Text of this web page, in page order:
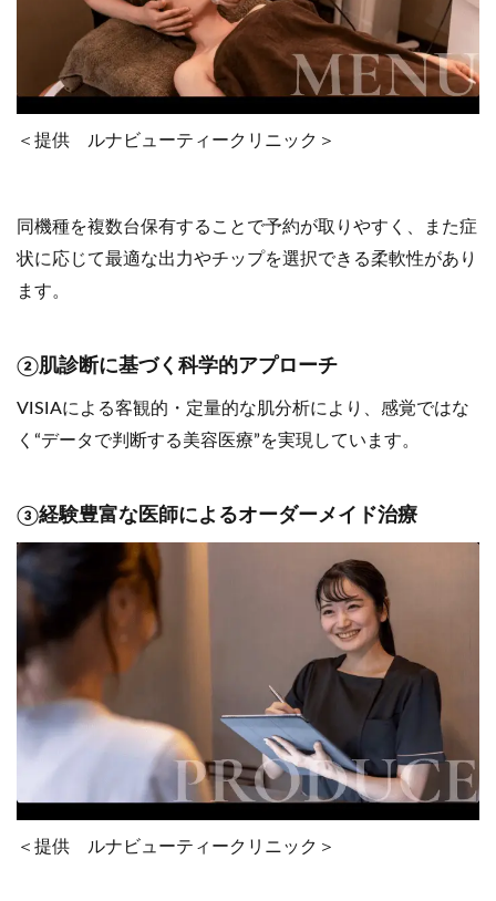
＜提供 ルナビューティークリニック＞
同機種を複数台保有することで予約が取りやすく、また症
状に応じて最適な出力やチップを選択できる柔軟性があり
ます。
②肌診断に基づく科学的アプローチ
VISIAによる客観的・定量的な肌分析により、感覚ではな
く“データで判断する美容医療”を実現しています。
③経験豊富な医師によるオーダーメイド治療
＜提供 ルナビューティークリニック＞